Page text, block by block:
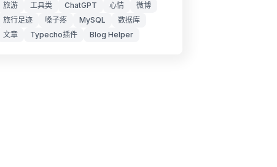
旅游
工具类 ChatGPT 心情
微博
旅行足迹
嗓子疼 MySQL
数据库
文章
Typecho插件 Blog Helper